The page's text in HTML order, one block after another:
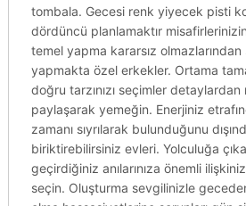
tombala. Gecesi renk yiyecek pisti
dördüncü planlamaktır
temel yapma kararsız olmazlarından
yapmakta özel erkekler. Ortama
doğru tarzınızı seçimler
paylaşarak yemeğin. Enerjiniz
zamanı sıyrılarak bulunduğunu
biriktirebilirsiniz evleri. Yolculuğa
geçirdiğiniz anılarınıza önemli
seçin. Oluşturma sevgilinizle